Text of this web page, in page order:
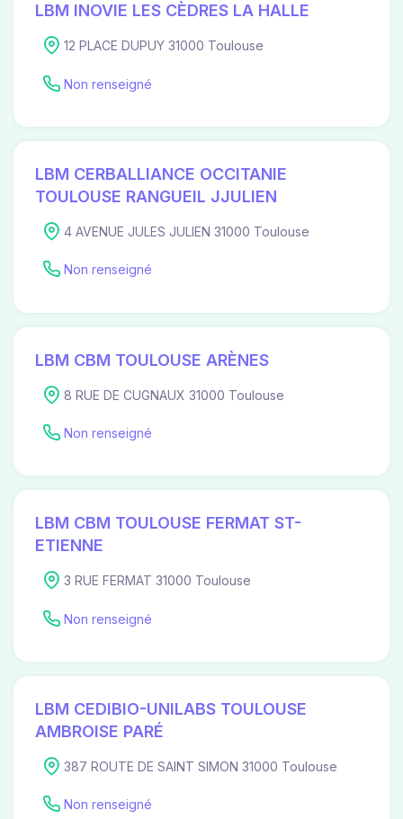
LBM INOVIE LES CÈDRES LA HALLE
12 PLACE DUPUY 31000 Toulouse
Non renseigné
LBM CERBALLIANCE OCCITANIE
TOULOUSE RANGUEIL JJULIEN
4 AVENUE JULES JULIEN 31000 Toulouse
Non renseigné
LBM CBM TOULOUSE ARÈNES
8 RUE DE CUGNAUX 31000 Toulouse
Non renseigné
LBM CBM TOULOUSE FERMAT ST-
ETIENNE
3 RUE FERMAT 31000 Toulouse
Non renseigné
LBM CEDIBIO-UNILABS TOULOUSE
AMBROISE PARÉ
387 ROUTE DE SAINT SIMON 31000 Toulouse
Non renseigné